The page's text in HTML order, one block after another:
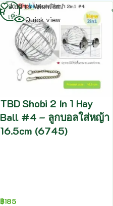
Add to Wishlist
Quick view
TBD Shobi 2 In 1 Hay
Ball #4 – ลูกบอลใส่หญ้า
16.5cm (6745)
฿185
อ่าน
เพิ่ม